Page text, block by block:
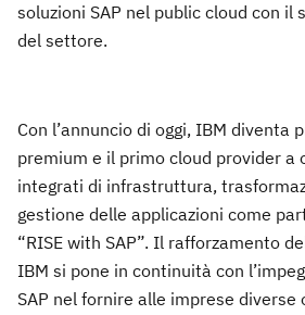
soluzioni SAP nel public cloud con il
del settore.
Con l’annuncio di oggi, IBM diventa
premium e il primo cloud provider a
integrati di infrastruttura,
gestione delle applicazioni come
“RISE with SAP”. Il rafforzamento
IBM si pone in continuità con
SAP nel fornire alle imprese diverse